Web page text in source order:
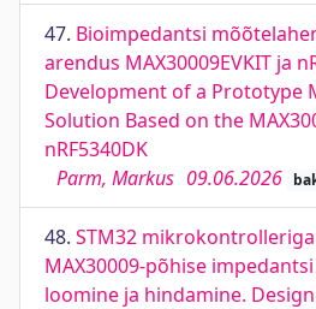
47. Bioimpedantsi
arendus MAX30009EVKIT ja
Development of a Prototype
Solution Based on the
nRF5340DK
Parm, Markus 09.06.2026
48. STM32
MAX30009-põhise
loomine ja hindamine.